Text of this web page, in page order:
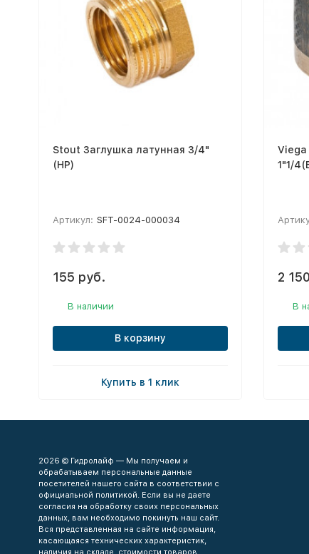
Stout Заглушка латунная 3/4"
(НР)
Артикул: SFT-0024-000034
155 руб.
В наличии
В корзину
Купить в 1 клик
Viega
1"1/
2
В
2026 © Гидролайф — Мы получаем и
обрабатываем персональные данные
посетителей нашего сайта в соответствии с
официальной политикой. Если вы не даете
согласия на обработку своих персональных
данных, вам необходимо покинуть наш сайт.
Вся представленная на сайте информация,
касающаяся технических характеристик,